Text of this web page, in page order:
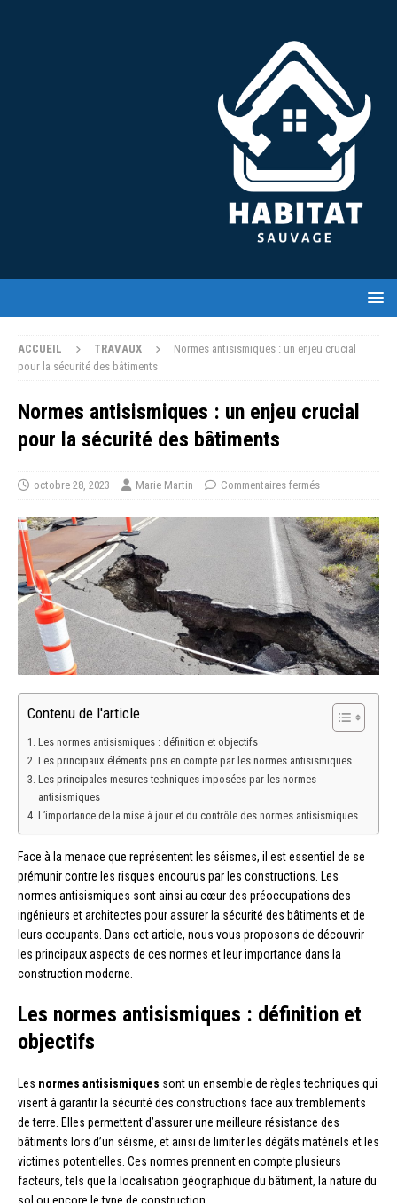
ACCUEIL TRAVAUX
Normes antisismiques : un enjeu crucial
pour la sécurité des bâtiments
Normes antisismiques : un enjeu crucial
pour la sécurité des bâtiments
octobre 28, 2023 Marie Martin Commentaires fermés
Contenu de l'article
Les normes antisismiques : définition et objectifs
Les principaux éléments pris en compte par les normes antisismiques
Les principales mesures techniques imposées par les normes
antisismiques
L’importance de la mise à jour et du contrôle des normes antisismiques
Face à la menace que représentent les séismes, il est essentiel de se
prémunir contre les risques encourus par les constructions. Les
normes antisismiques sont ainsi au cœur des préoccupations des
ingénieurs et architectes pour assurer la sécurité des bâtiments et de
leurs occupants. Dans cet article, nous vous proposons de découvrir
les principaux aspects de ces normes et leur importance dans la
construction moderne.
Les normes antisismiques : définition et
objectifs
Les normes antisismiques sont un ensemble de règles techniques qui
visent à garantir la sécurité des constructions face aux tremblements
de terre. Elles permettent d’assurer une meilleure résistance des
bâtiments lors d’un séisme, et ainsi de limiter les dégâts matériels et les
victimes potentielles. Ces normes prennent en compte plusieurs
facteurs, tels que la localisation géographique du bâtiment, la nature du